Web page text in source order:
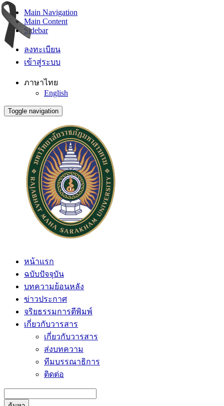
Main Navigation
Main Content
Sidebar
ลงทะเบียน
เข้าสู่ระบบ
ภาษาไทย
English
Toggle navigation
หน้าแรก
ฉบับปัจจุบัน
บทความย้อนหลัง
ข่าวประกาศ
จริยธรรมการตีพิมพ์
เกี่ยวกับวารสาร
เกี่ยวกับวารสาร
ส่งบทความ
ทีมบรรณาธิการ
ติดต่อ